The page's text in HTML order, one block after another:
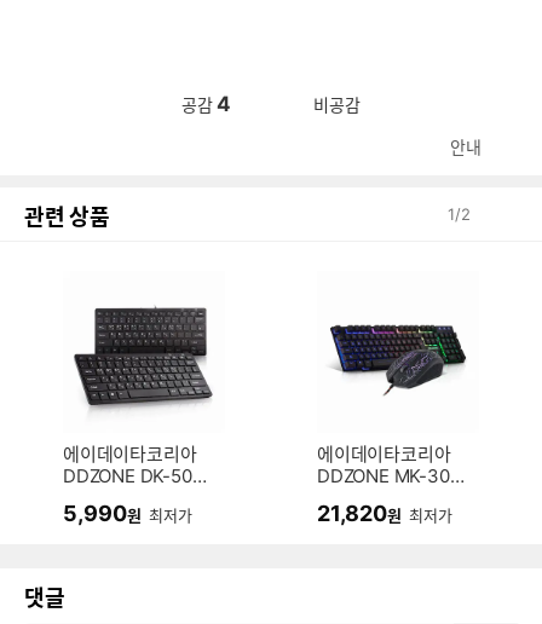
공감 4 비공감
안내
관련 상품 1/2
에이데이타코리아
DDZONE DK-500
5,990원 최저가
에이데이타코리아
DDZONE MK-300
스 세트
21,820원 최저가
댓글